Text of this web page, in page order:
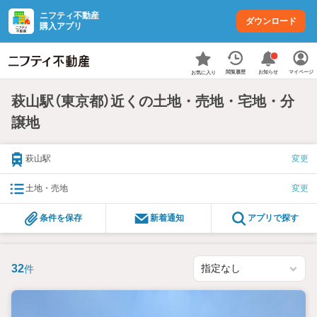
ニフティ不動産
購入アプリ
ダウンロード
お気に入り 閲覧履歴 お知らせ マイページ
萩山駅（東京都）近くの土地・売地・宅地・分
譲地
萩山駅 変更
土地・売地 変更
条件を保存 新着通知 アプリで探す
32件